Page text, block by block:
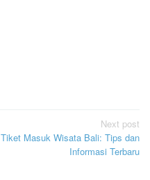
Next post
Tiket Masuk Wisata Bali: Tips dan
Informasi Terbaru